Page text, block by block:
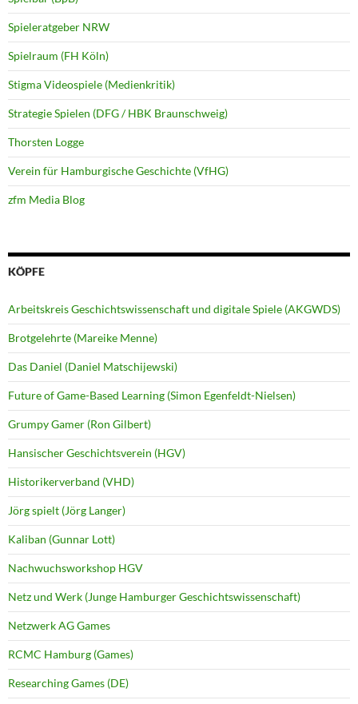
Spieleratgeber NRW
Spielraum (FH Köln)
Stigma Videospiele (Medienkritik)
Strategie Spielen (DFG / HBK Braunschweig)
Thorsten Logge
Verein für Hamburgische Geschichte (VfHG)
zfm Media Blog
KÖPFE
Arbeitskreis Geschichtswissenschaft und digitale Spiele (AKGWDS)
Brotgelehrte (Mareike Menne)
Das Daniel (Daniel Matschijewski)
Future of Game-Based Learning (Simon Egenfeldt-Nielsen)
Grumpy Gamer (Ron Gilbert)
Hansischer Geschichtsverein (HGV)
Historikerverband (VHD)
Jörg spielt (Jörg Langer)
Kaliban (Gunnar Lott)
Nachwuchsworkshop HGV
Netz und Werk (Junge Hamburger Geschichtswissenschaft)
Netzwerk AG Games
RCMC Hamburg (Games)
Researching Games (DE)